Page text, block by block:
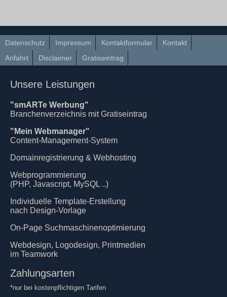
Datenschutz Impressum Kontaktformular
Kontakt
Anfahrt
Disclaimer Gratiseintrag
Unsere Leistungen
"smARTe Werbung"
Branchenverzeichnis mit Gratiseintrag
"Mein Webmanager"
Content-Management-System
Domainregistrierung & Webhosting
Webprogrammierung
(PHP, Javascript, MySQL ..)
Individuelle Template-Erstellung
nach Design-Vorlage
On-Page Suchmaschinenoptimierung
Webdesign, Logodesign, Printmedien
im Teamwork
Zahlungsarten
*nur bei kostenpflichtigen Tarifen